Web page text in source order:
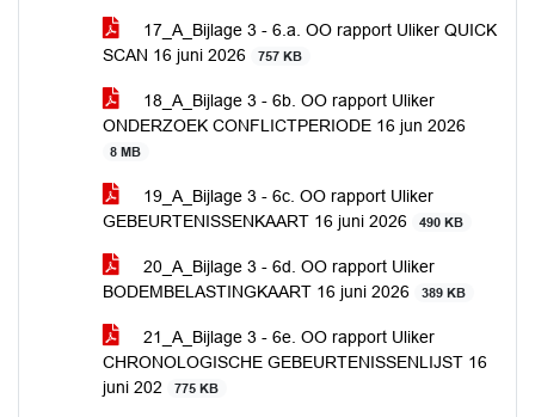
17_A_Bijlage 3 - 6.a. OO rapport Uliker QUICK
SCAN 16 juni 2026
757 KB
18_A_Bijlage 3 - 6b. OO rapport Uliker
ONDERZOEK CONFLICTPERIODE 16 jun 2026
8 MB
19_A_Bijlage 3 - 6c. OO rapport Uliker
GEBEURTENISSENKAART 16 juni 2026
490 KB
20_A_Bijlage 3 - 6d. OO rapport Uliker
BODEMBELASTINGKAART 16 juni 2026
389 KB
21_A_Bijlage 3 - 6e. OO rapport Uliker
CHRONOLOGISCHE GEBEURTENISSENLIJST 16
juni 202
775 KB